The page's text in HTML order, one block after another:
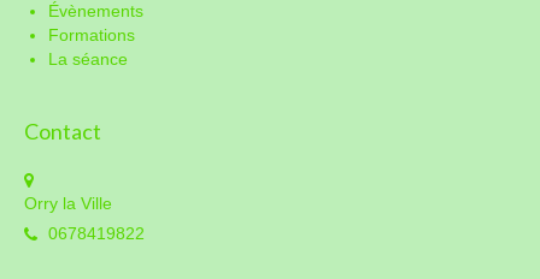
Évènements
Formations
La séance
Contact
Orry la Ville
0678419822